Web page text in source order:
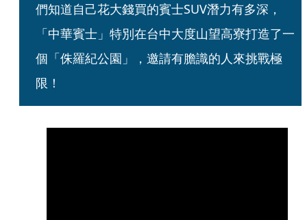
們知道自己花大錢買的賓士SUV潛力有多深，
「中華賓士」特別在台中大度山望高寮打造了一
個「侏羅紀公園」，邀請有膽識的人來挑戰極
限！